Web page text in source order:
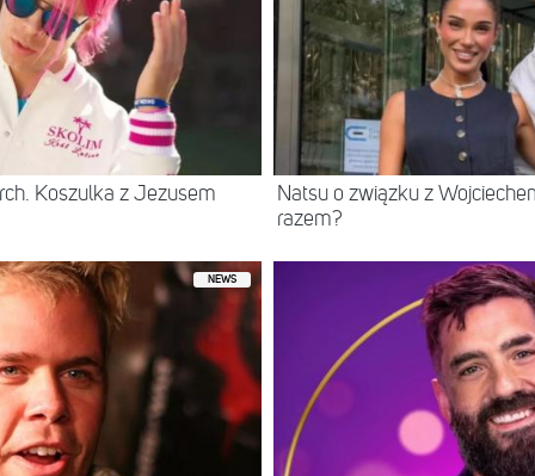
Koszulka z Jezusem
Natsu o związku z
razem?
NEWS